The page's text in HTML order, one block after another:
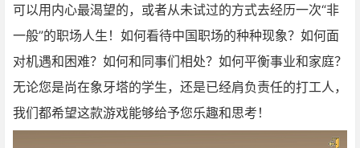
可以用内心最渴望的，或者从未试过的方式去经历一次“非
一般”的职场人生！如何看待中国职场的种种现象？如何面
对机遇和困难？如何和同事们相处？如何平衡事业和家庭？
无论您是尚在象牙塔的学生，还是已经肩负责任的打工人，
我们都希望这款游戏能够给予您乐趣和思考！